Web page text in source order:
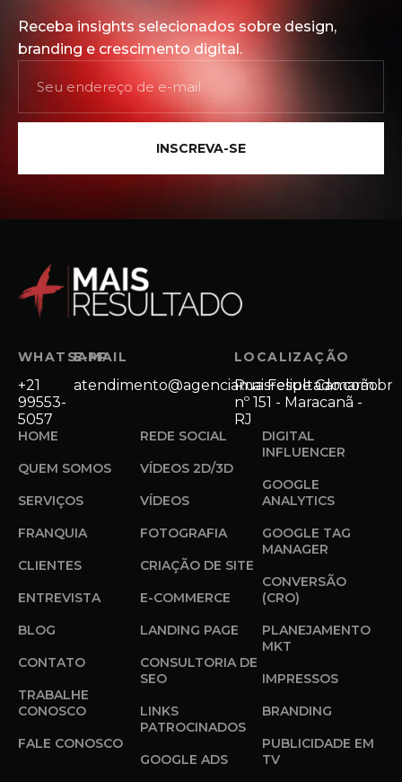
Receba insights selecionados sobre design,
branding e crescimento digital.
INSCREVA-SE
WHATSAPP
+21
99553-
5057
E-MAIL
atendimento@agenciamaisresultado.com.br
LOCALIZAÇÃO
Rua Felipe Camarão
nº 151 - Maracanã -
RJ
HOME
QUEM SOMOS
SERVIÇOS
FRANQUIA
CLIENTES
ENTREVISTA
BLOG
CONTATO
TRABALHE
CONOSCO
FALE CONOSCO
REDE SOCIAL
VÍDEOS 2D/3D
VÍDEOS
FOTOGRAFIA
CRIAÇÃO DE SITE
E-COMMERCE
LANDING PAGE
CONSULTORIA DE
SEO
LINKS
PATROCINADOS
GOOGLE ADS
DIGITAL
INFLUENCER
GOOGLE
ANALYTICS
GOOGLE TAG
MANAGER
CONVERSÃO
(CRO)
PLANEJAMENTO
MKT
IMPRESSOS
BRANDING
PUBLICIDADE EM
TV